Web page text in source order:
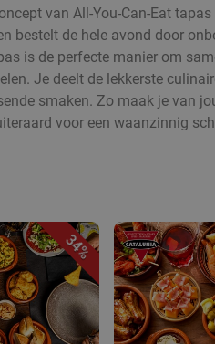
van All-You-Can-Eat
bestelt de hele avond door
is de perfecte manier om
Je deelt de lekkerste
smaken. Zo maak je van
voor een waanzinnig
34%